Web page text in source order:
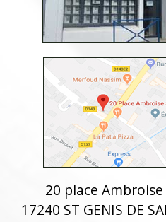
20 place
17240 ST GENIS DE